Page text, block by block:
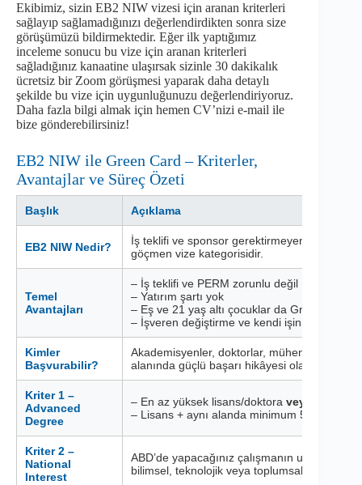
Ekibimiz, sizin EB2 NIW vizesi için aranan kriterleri
sağlayıp sağlamadığınızı değerlendirdikten sonra size
görüşümüzü bildirmektedir. Eğer ilk yaptığımız
inceleme sonucu bu vize için aranan kriterleri
sağladığınız kanaatine ulaşırsak sizinle 30 dakikalık
ücretsiz bir Zoom görüşmesi yaparak daha detaylı
şekilde bu vize için uygunluğunuzu değerlendiriyoruz.
Daha fazla bilgi almak için hemen CV’nizi e-mail ile
bize gönderebilirsiniz!
EB2 NIW ile Green Card – Kriterler,
Avantajlar ve Süreç Özeti
Başlık Açıklama
EB2 NIW Nedir?
İş teklifi ve sponsor gerektirmeyen;
göçmen vize kategorisidir.
Temel
Avantajları
– İş teklifi ve PERM zorunlu değil
– Yatırım şartı yok
– Eş ve 21 yaş altı çocuklar da Green Card
– İşveren değiştirme ve kendi işini kurma
Kimler
Başvurabilir?
Akademisyenler, doktorlar, mühendisler, IT
alanında güçlü başarı hikâyesi olan
Kriter 1 –
Advanced
Degree
– En az yüksek lisans/doktora veya
– Lisans + aynı alanda minimum 5 yıl
Kriter 2 –
National
Interest
ABD’de yapacağınız çalışmanın ulusal
bilimsel, teknolojik veya toplumsal katkı